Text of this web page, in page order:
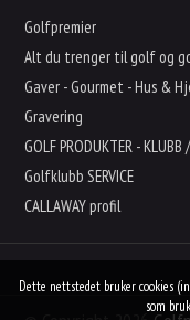
Golfpremier
Alt du trenger til golf og
Gaver - Gourmet - Hus &
Gravering
GOLF PRODUKTER - KLUBB
Golfklubb SERVICE
CALLAWAY profil
Dette nettstedet bruker cookies
som